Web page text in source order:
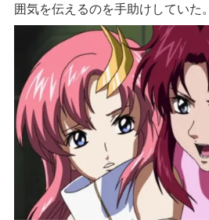
囲気を伝えるのを手助けしていた。